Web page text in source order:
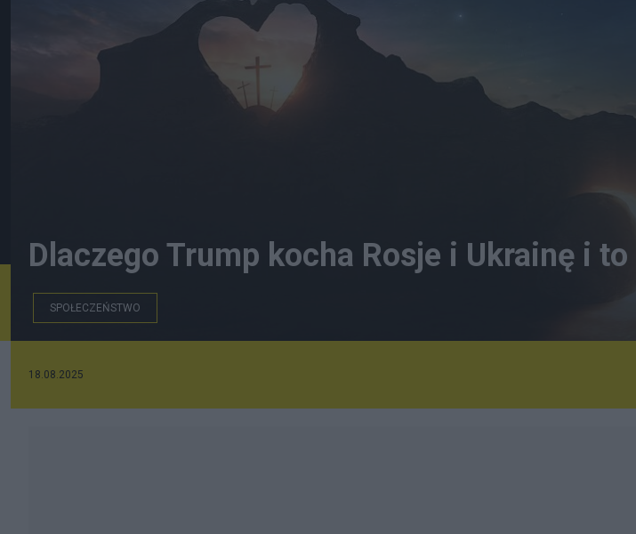
Dlaczego Trump kocha Rosje i Ukrainę i to
SPOŁECZEŃSTWO
18.08.2025